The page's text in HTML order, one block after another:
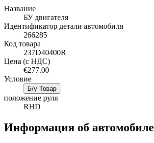
Название
БУ двигателя
Идентификатор детали автомобиля
266285
Код товара
237D40400R
Цена (с НДС)
€277.00
Условие
Б/у Товар
положение руля
RHD
Информация об автомобиле